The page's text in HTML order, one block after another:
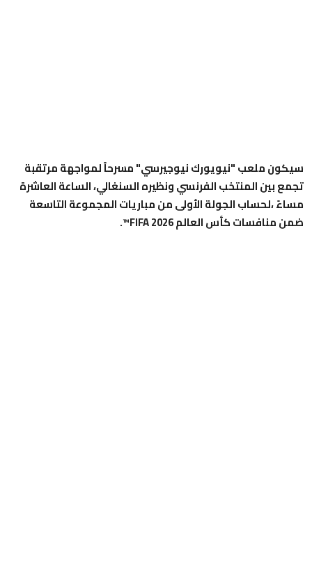
سيكون ملعب "نيويورك نيوجيرسي" مسرحاً لمواجهة مرتقبة
تجمع بين المنتخب الفرنسي ونظيره السنغالي، الساعة العاشرة
مساءً ،لحساب الجولة الأولى من مباريات المجموعة التاسعة
ضمن منافسات كأس العالم FIFA 2026™.